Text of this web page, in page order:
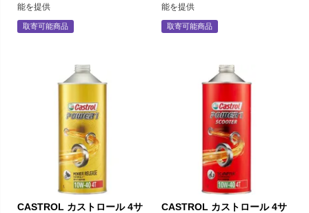
能を提供
取寄可能商品
能を提供
取寄可能商品
CASTROL カストロール 4サ
CASTROL カストロール 4サ